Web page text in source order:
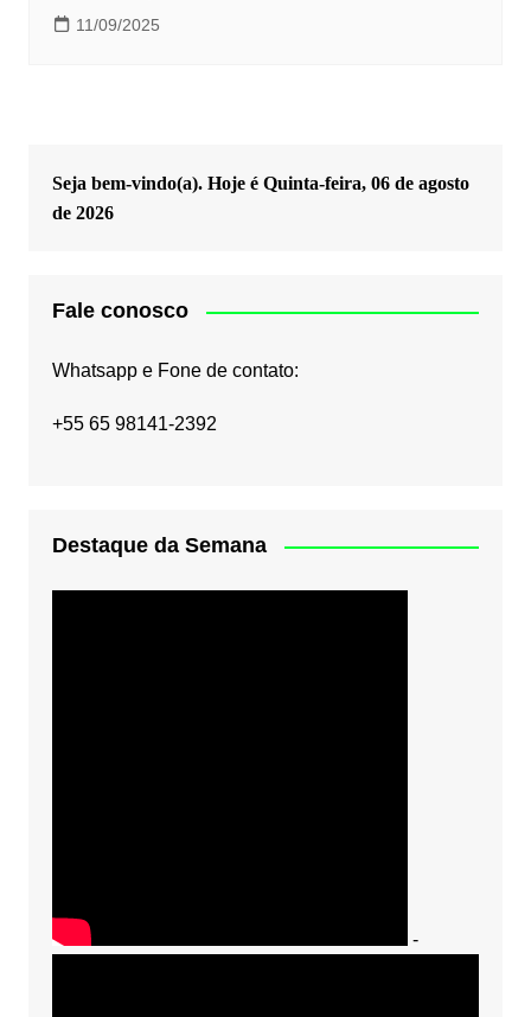
11/09/2025
Seja bem-vindo(a). Hoje é Quinta-feira, 06 de agosto
de 2026
Fale conosco
Whatsapp e Fone de contato:
+55 65 98141-2392
Destaque da Semana
-